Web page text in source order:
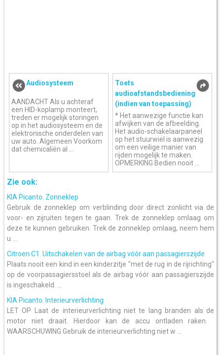
Audiosysteem
AANDACHT Als u achteraf
een HID-koplamp monteert,
treden er mogelijk storingen
op in het audiosysteem en de
elektronische onderdelen van
uw auto. Algemeen Voorkom
dat chemicaliën al ...
Toets
audioafstandsbediening
(indien van toepassing)
* Het aanwezige functie kan
afwijken van de afbeelding.
Het audio-schakelaarpaneel
op het stuurwiel is aanwezig
om een veilige manier van
rijden mogelijk te maken.
OPMERKING Bedien nooit ...
Zie ook:
KIA Picanto. Zonneklep
Gebruik de zonneklep om verblinding door direct zonlicht via de
voor- en zijruiten tegen te gaan. Trek de zonneklep omlaag om
deze te kunnen gebruiken. Trek de zonneklep omlaag, neem hem
u ...
Citroen C1. Uitschakelen van de airbag vóór aan passagierszijde
Plaats nooit een kind in een kinderzitje "met de rug in de rijrichting"
op de voorpassagiersstoel als de airbag vóór aan passagierszijde
is ingeschakeld. ...
KIA Picanto. Interieurverlichting
LET OP Laat de interieurverlichting niet te lang branden als de
motor niet draait. Hierdoor kan de accu ontladen raken.
WAARSCHUWING Gebruik de interieurverlichting niet w ...